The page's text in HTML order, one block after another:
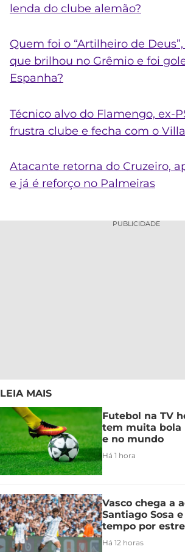
lenda do clube alemão?
Quem foi o “Artilheiro de
que brilhou no Grêmio e foi
Espanha?
Técnico alvo do Flamengo, ex-
frustra clube e fecha com o
Atacante retorna do Cruzeiro,
e já é reforço no Palmeiras
PUBLICIDADE
LEIA MAIS
Futebol na TV
tem muita bola
e no mundo
Há 1 hora
Vasco chega a
Santiago Sosa
tempo por
Há 12 horas